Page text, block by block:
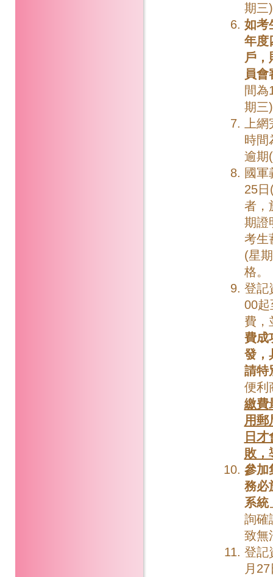
期三
如考
年度
戶
員
間為
期三
上
時間
逾期
國軍
25
者，
期證
考生
(星
格。
登記
00起
費，
費成
發，
請特
便利
繳費
用郵
日
敗，
參加
務必
系統
詢確
致無
登記
月